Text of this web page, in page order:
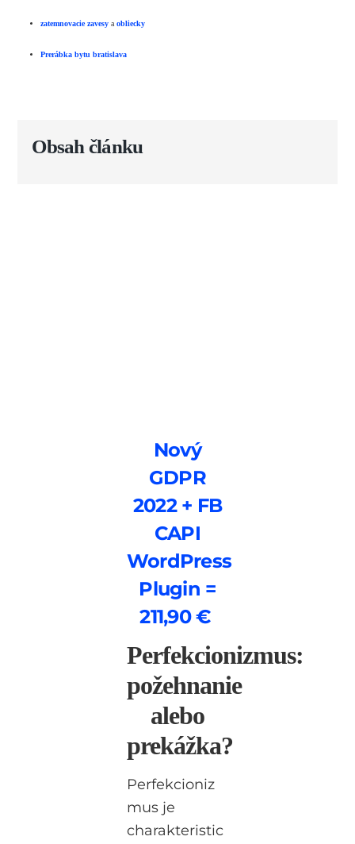
zatemnovacie zavesy aobliecky
Prerábka bytu bratislava
Obsah článku
Nový
GDPR
2022 + FB
CAPI
WordPress
Plugin =
211,90 €
Perfekcionizmus:
požehnanie
alebo
prekážka?
Perfekcioniz
mus je
charakteristic